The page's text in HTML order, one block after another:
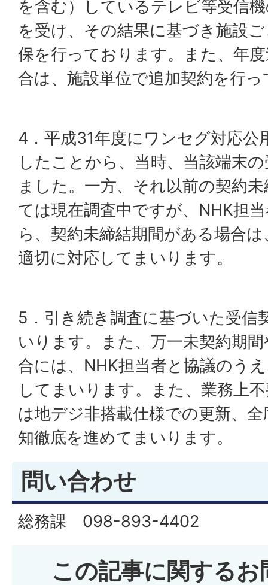
を含む）しているテレビ等受信
を受け、その結果に基づき施設
保を行っております。また、年
合は、施設単位で追加契約を行
4．平成31年度にワンセグ対応公
したことから、当時、当該端末
ました。一方、それ以前の契約
ては現在調査中ですが、NHK担
ら、契約未締結期間がある場合
適切に対応してまいります。
5．引き続き調査に基づいた受信
いります。また、万一未契約期
合には、NHK担当者と協議のう
してまいります。また、業務上
は地デジ非搭載仕様での更新、
知徹底を進めてまいります。
問い合わせ
総務課 098-893-4402
この記事に関する